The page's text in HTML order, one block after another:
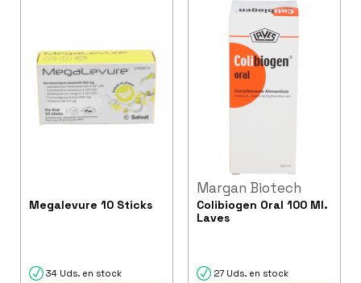
Megalevure 10 Sticks
34 Uds. en stock
Margan Biotech
Colibiogen Oral 100 Ml.
Laves
27 Uds. en stock